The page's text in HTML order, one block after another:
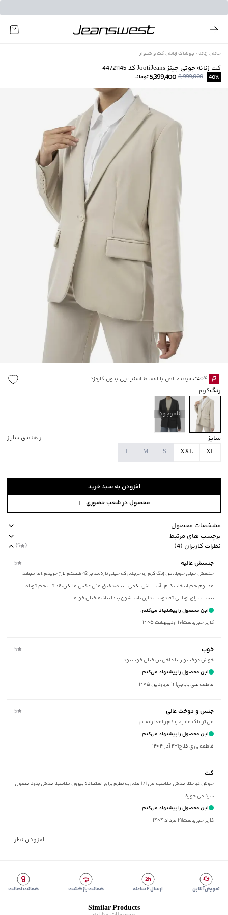
خانه زنانه پوشاک زنانه کت و شلوار
کت زنانه جوتی جینز JootiJeans کد 44721145
40%
8,999,000
5,399,400تومانــ
40%تخفیف خالص با اقساط اسنپ پی بدون کارمزد
رنگکرم
ناموجود
سایز
راهنمای سایز
XL
XXL
S
M
L
افزودن به سبد خرید
محصول در شعب حضوری
مشخصات محصول
کد محصول:
آستین:بلند
نحوه بسته‌شدن
آستر
ضخامت : کم
نوع شستشو
دستی/ماشینی
نحوه شستشو
به صورت مجزا یا با رنگ‌های مشابه
ماکزیمم دمای اتوکشی
ویژگی محصول:
جنس الیاف 72% پلی‌استر، 21% ریون، 7% اسپندکس
مناسب برای: بانوان
مناسب برای فصول
برند
نوع جیب
دو جیب پاکتی در جلو
زیر گروه
شیوه‌برش:
Regular fit
برچسب های مرتبط
نظرات کاربران (4) (
5
)
جنسش عالیه
5
جنسش خیلی خوبه،من زنگ کرم رو خریدم که خیلی نازه،سایز 42 هستم لارژ خریدم،اما میشد
مدیوم هم انتخاب کنم. آستیناش یکمی بلنده،دقیق مثل عکس مانکن،قد کت هم کوتاه
نیست ،برای اونایی که دوست دارن باسنشون پیدا نباشه،خیلی خوبه.
این محصول را پیشنهاد می‌کنم.
کاربر جین‌وست|۱۶ اردیبهشت ۱۴۰۵
خوب 5
خوش دوخت و زیبا داخل تن خیلی خوب بود
این محصول را پیشنهاد می‌کنم.
فاطمه علي بابايي|۱۴ فروردین ۱۴۰۵
جنس و دوخت عالی 5
من تو بلک فایر خریدم واقعا راضیم
این محصول را پیشنهاد می‌کنم.
فاطمه ياري فلاح|۲۳ آذر ۱۴۰۴
کت
خوش دوخته قدش مناسبه من 171 قدم به نظرم برای استفاده بیرون مناسبه قدش بدرد فصول
سرد می خوره
این محصول را پیشنهاد می‌کنم.
کاربر جین‌وست|۱۹ مرداد ۱۴۰۴
افزودن نظر
تعویض آنلاین ارسال ۲ ساعته ضمانت بازگشت ضمانت اصالت
Similar Products